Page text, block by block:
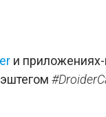
и